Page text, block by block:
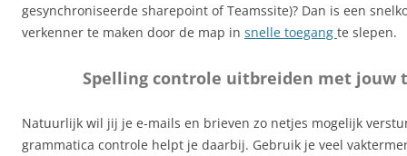
gesynchroniseerde sharepoint of Teamssite)? Dan is een
verkenner te maken door de map in snelle toegang te slepen.
Spelling controle uitbreiden met jouw
Natuurlijk wil jij je e-mails en brieven zo netjes mogelijk
grammatica controle helpt je daarbij. Gebruik je veel